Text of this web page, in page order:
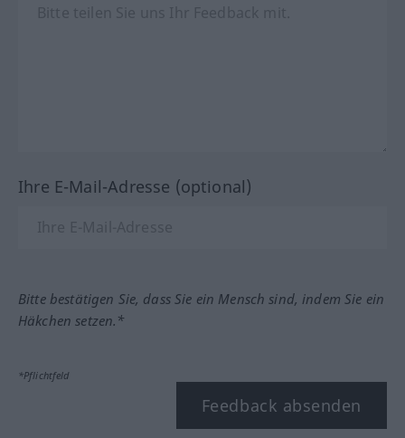
Ihre E-Mail-Adresse (optional)
Bitte bestätigen Sie, dass Sie ein Mensch sind, indem Sie ein
Häkchen setzen.*
*Pflichtfeld
Feedback absenden